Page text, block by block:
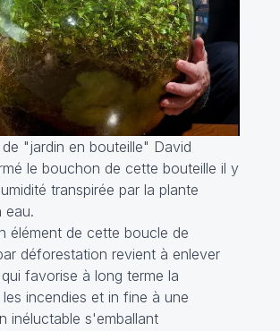
"jardin en bouteille" David
le bouchon de cette bouteille il y
transpirée par la plante
eau.
élément de cette boucle de
déforestation revient à enlever
favorise à long terme la
incendies et in fine à une
inéluctable s'emballant